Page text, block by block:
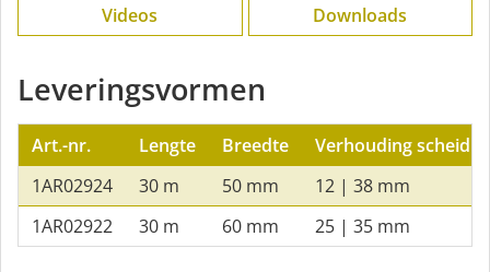
Videos
Downloads
Leveringsvormen
Art.-nr. Lengte Breedte
Verhouding
1AR02924
30 m 50 mm
12 | 38 mm
1AR02922
30 m 60 mm 25 | 35 mm